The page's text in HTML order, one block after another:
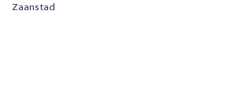
Zaanstad